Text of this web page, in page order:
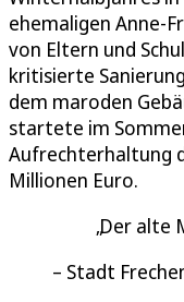
ehemaligen Anne-
von Eltern und
kritisierte
dem maroden
startete im
Aufrechterhaltung
Millionen Euro.
Der alte
Stadt